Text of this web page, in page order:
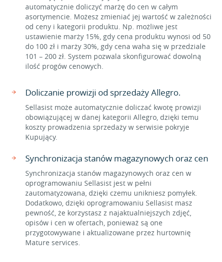
automatycznie doliczyć marżę do cen w całym
asortymencie. Możesz zmieniać jej wartość w zależności
od ceny i kategorii produktu. Np. możliwe jest
ustawienie marży 15%, gdy cena produktu wynosi od 50
do 100 zł i marży 30%, gdy cena waha się w przedziale
101 – 200 zł. System pozwala skonfigurować dowolną
ilość progów cenowych.
Doliczanie prowizji od sprzedaży Allegro.
Sellasist może automatycznie doliczać kwotę prowizji
obowiązującej w danej kategorii Allegro, dzięki temu
koszty prowadzenia sprzedaży w serwisie pokryje
Kupujący.
Synchronizacja stanów magazynowych oraz cen
Synchronizacja stanów magazynowych oraz cen w
oprogramowaniu Sellasist jest w pełni
zautomatyzowana, dzięki czemu unikniesz pomyłek.
Dodatkowo, dzięki oprogramowaniu Sellasist masz
pewność, że korzystasz z najaktualniejszych zdjęć,
opisów i cen w ofertach, ponieważ są one
przygotowywane i aktualizowane przez hurtownię
Mature services.